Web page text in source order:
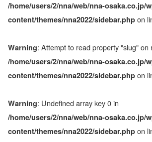
/home/users/2/nna/web/nna-osaka.co.jp/
content/themes/nna2022/sidebar.php on
Warning: Attempt to read property "slug" on
/home/users/2/nna/web/nna-osaka.co.jp/
content/themes/nna2022/sidebar.php on
Warning: Undefined array key 0 in
/home/users/2/nna/web/nna-osaka.co.jp/
content/themes/nna2022/sidebar.php on